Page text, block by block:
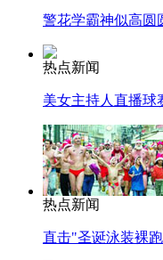
纽约上演“枕头大
警花学霸神似高圆
热点新闻
美女主持人直播球
热点新闻
直击"圣诞泳装裸